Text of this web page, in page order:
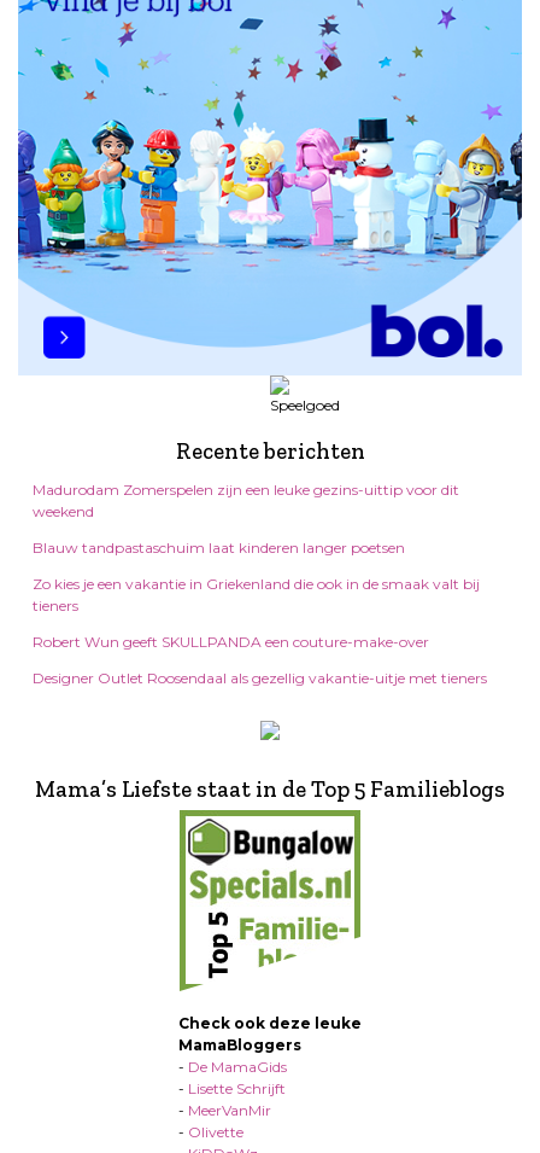
Recente berichten
Madurodam Zomerspelen zijn een leuke gezins-uittip voor dit
weekend
Blauw tandpastaschuim laat kinderen langer poetsen
Zo kies je een vakantie in Griekenland die ook in de smaak valt bij
tieners
Robert Wun geeft SKULLPANDA een couture-make-over
Designer Outlet Roosendaal als gezellig vakantie-uitje met tieners
Mama’s Liefste staat in de Top 5 Familieblogs
Check ook deze leuke
MamaBloggers
- De MamaGids
- Lisette Schrijft
- MeerVanMir
- Olivette